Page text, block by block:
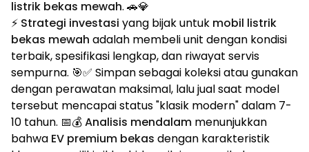
listrik bekas mewah. 🚗💎
⚡ Strategi investasi yang bijak untuk mobil listrik
bekas mewah adalah membeli unit dengan kondisi
terbaik, spesifikasi lengkap, dan riwayat servis
sempurna. 🎯✅ Simpan sebagai koleksi atau gunakan
dengan perawatan maksimal, lalu jual saat model
tersebut mencapai status "klasik modern" dalam 7-
10 tahun. 📅💰Analisis mendalam menunjukkan
bahwa EV premium bekas dengan karakteristik